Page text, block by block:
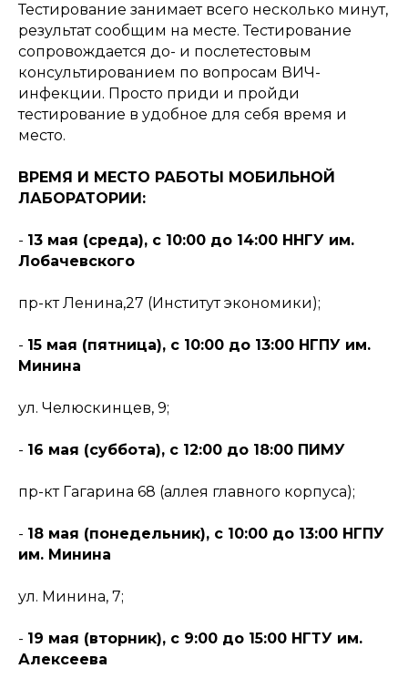
Тестирование занимает всего несколько минут,
результат сообщим на месте. Тестирование
сопровождается до- и послетестовым
консультированием по вопросам ВИЧ-
инфекции. Просто приди и пройди
тестирование в удобное для себя время и
место.
ВРЕМЯ И МЕСТО РАБОТЫ МОБИЛЬНОЙ
ЛАБОРАТОРИИ:
- 13 мая (среда), с 10:00 до 14:00 ННГУ им.
Лобачевского
пр-кт Ленина,27 (Институт экономики);
- 15 мая (пятница), с 10:00 до 13:00 НГПУ им.
Минина
ул. Челюскинцев, 9;
- 16 мая (суббота), с 12:00 до 18:00 ПИМУ
пр-кт Гагарина 68 (аллея главного корпуса);
- 18 мая (понедельник), с 10:00 до 13:00 НГПУ
им. Минина
ул. Минина, 7;
- 19 мая (вторник), с 9:00 до 15:00 НГТУ им.
Алексеева